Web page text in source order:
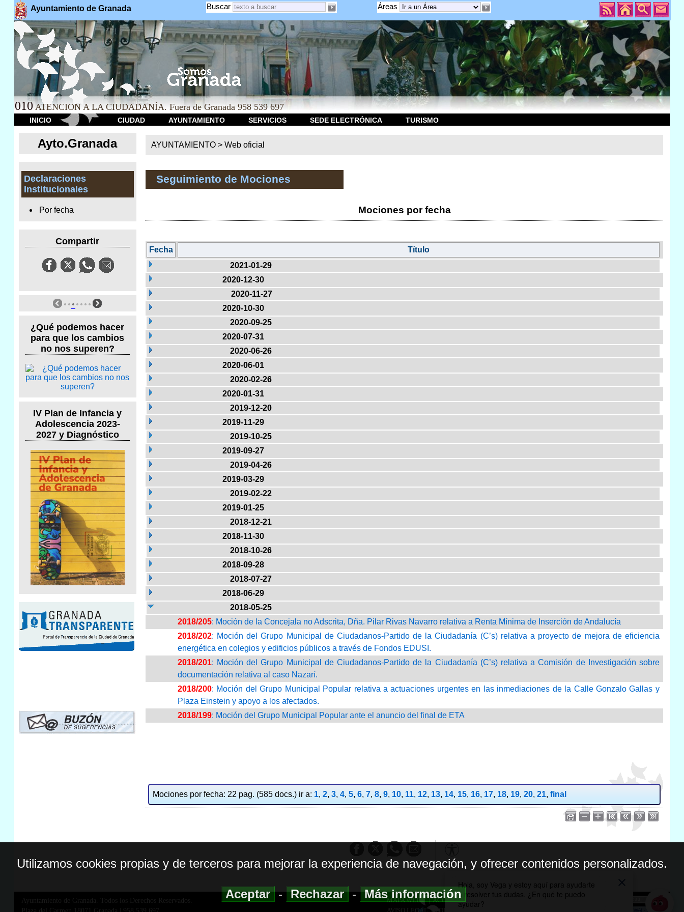
Ayuntamiento de Granada Áreas
Buscar
010 ATENCION A LA CIUDADANÍA. Fuera de Granada 958 539 697
INICIO CIUDAD AYUNTAMIENTO SERVICIOS SEDE ELECTRÓNICA TURISMO
Ayto.Granada
Declaraciones
Institucionales
Por fecha
Compartir
¿Qué podemos hacer
para que los cambios
no nos superen?
IV Plan de Infancia y
Adolescencia 2023-
2027 y Diagnóstico
AYUNTAMIENTO > Web oficial
Seguimiento de Mociones
Mociones por fecha
Fecha
Título
2021-01-29
2020-12-30
2020-11-27
2020-10-30
2020-09-25
2020-07-31
2020-06-26
2020-06-01
2020-02-26
2020-01-31
2019-12-20
2019-11-29
2019-10-25
2019-09-27
2019-04-26
2019-03-29
2019-02-22
2019-01-25
2018-12-21
2018-11-30
2018-10-26
2018-09-28
2018-07-27
2018-06-29
2018-05-25
2018/205: Moción de la Concejala no Adscrita, Dña. Pilar Rivas Navarro relativa a Renta Mínima de Inserción de Andalucía
2018/202: Moción del Grupo Municipal de Ciudadanos-Partido de la Ciudadanía (C’s) relativa a proyecto de mejora de eficiencia
energética en colegios y edificios públicos a través de Fondos EDUSI.
2018/201: Moción del Grupo Municipal de Ciudadanos-Partido de la Ciudadanía (C’s) relativa a Comisión de Investigación sobre
documentación relativa al caso Nazarí.
2018/200: Moción del Grupo Municipal Popular relativa a actuaciones urgentes en las inmediaciones de la Calle Gonzalo Gallas y
Plaza Einstein y apoyo a los afectados.
2018/199: Moción del Grupo Municipal Popular ante el anuncio del final de ETA
Mociones por fecha: 22 pag. (585 docs.) ir a: 1, 2, 3, 4, 5, 6, 7, 8, 9, 10, 11, 12, 13, 14, 15, 16, 17, 18, 19, 20, 21, final
Ayuntamiento de Granada. Todos los Derechos Reservados.
MAPA WEB|ACCESIBILIDAD
AVISO LEGAL| POLITICA DE PRIVACIDAD
Utilizamos cookies propias y de terceros para mejorar la experiencia de navegación, y ofrecer contenidos personalizados.
Aceptar-Rechazar-Más información